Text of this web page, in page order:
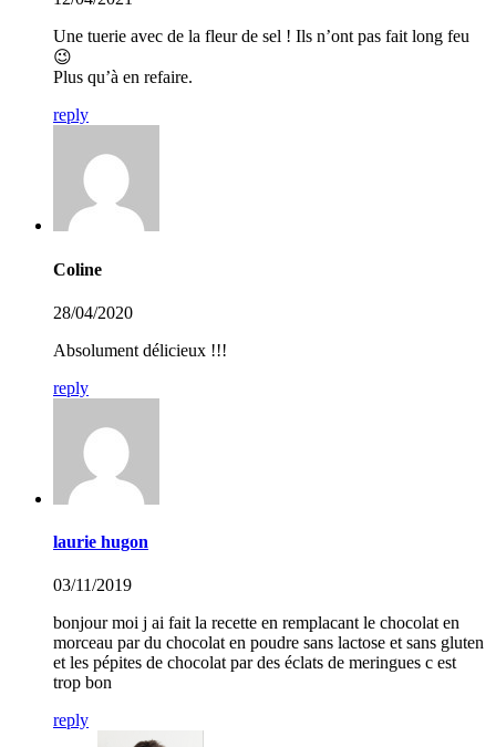
Une tuerie avec de la fleur de sel ! Ils n’ont pas fait long feu
😉
Plus qu’à en refaire.
reply
Coline
28/04/2020
Absolument délicieux !!!
reply
laurie hugon
03/11/2019
bonjour moi j ai fait la recette en remplacant le chocolat en
morceau par du chocolat en poudre sans lactose et sans gluten
et les pépites de chocolat par des éclats de meringues c est
trop bon
reply